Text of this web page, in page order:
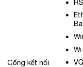
Cổng kết nối